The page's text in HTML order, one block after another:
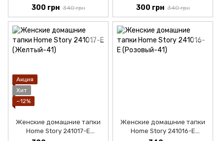
(Коралловый-36)
300 грн 340 грн
(Серый-36)
300 грн 340 грн
Акция
Хит
−12%
Женские домашние тапки
Home Story 241017-Е
Женские домашние тапки
Home Story 241016-Е